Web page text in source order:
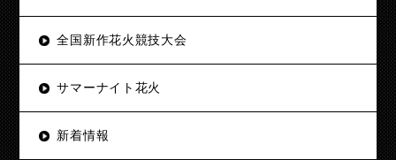
全国新作花火競技大会
サマーナイト花火
新着情報